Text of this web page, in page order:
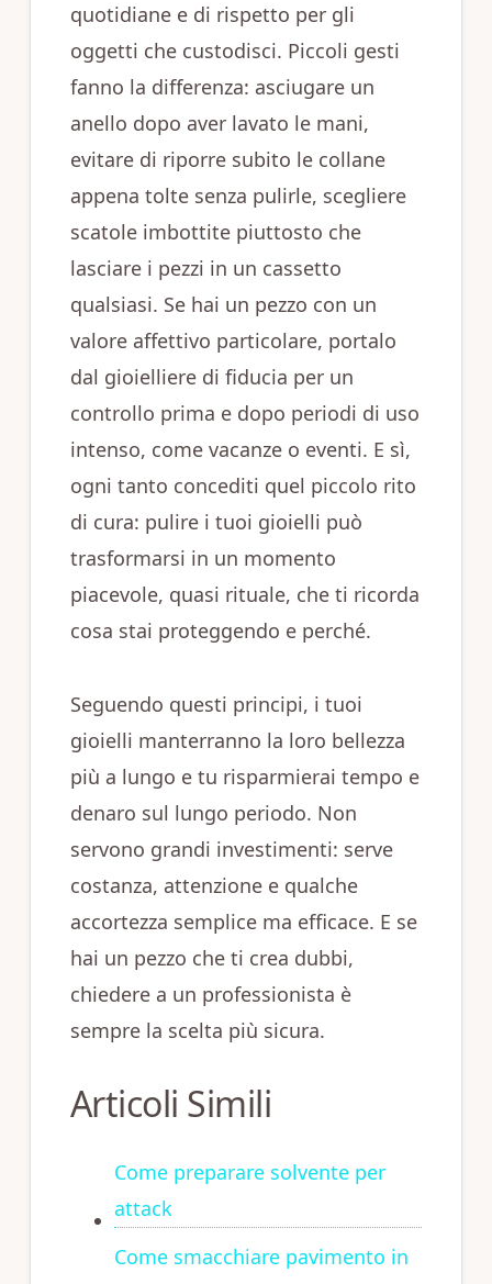
quotidiane e di rispetto per gli
oggetti che custodisci. Piccoli gesti
fanno la differenza: asciugare un
anello dopo aver lavato le mani,
evitare di riporre subito le collane
appena tolte senza pulirle, scegliere
scatole imbottite piuttosto che
lasciare i pezzi in un cassetto
qualsiasi. Se hai un pezzo con un
valore affettivo particolare, portalo
dal gioielliere di fiducia per un
controllo prima e dopo periodi di uso
intenso, come vacanze o eventi. E sì,
ogni tanto concediti quel piccolo rito
di cura: pulire i tuoi gioielli può
trasformarsi in un momento
piacevole, quasi rituale, che ti ricorda
cosa stai proteggendo e perché.
Seguendo questi principi, i tuoi
gioielli manterranno la loro bellezza
più a lungo e tu risparmierai tempo e
denaro sul lungo periodo. Non
servono grandi investimenti: serve
costanza, attenzione e qualche
accortezza semplice ma efficace. E se
hai un pezzo che ti crea dubbi,
chiedere a un professionista è
sempre la scelta più sicura.
Articoli Simili
Come preparare solvente per
attack
Come smacchiare pavimento in